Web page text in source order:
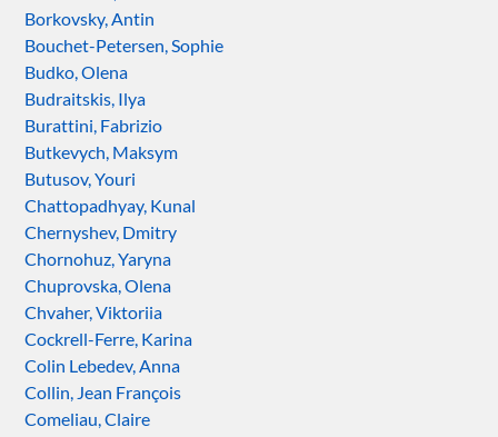
Borkovsky, Antin
Bouchet-Petersen, Sophie
Budko, Olena
Budraitskis, Ilya
Burattini, Fabrizio
Butkevych, Maksym
Butusov, Youri
Chattopadhyay, Kunal
Chernyshev, Dmitry
Chornohuz, Yaryna
Chuprovska, Olena
Chvaher, Viktoriia
Cockrell-Ferre, Karina
Colin Lebedev, Anna
Collin, Jean François
Comeliau, Claire